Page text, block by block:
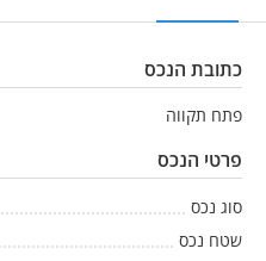
כתובת הנכס
פתח תקווה
פרטי הנכס
סוג נכס
שטח נכס